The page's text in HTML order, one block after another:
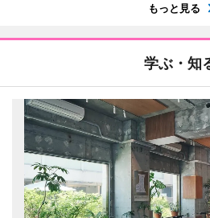
もっと見る
学ぶ・知